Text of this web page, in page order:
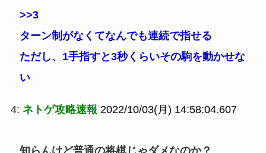
>>3
ターン制がなくてなんでも連続で指せる
ただし、1手指すと3秒くらいその駒を動かせな
い
4: ネトゲ攻略速報 2022/10/03(月) 14:58:04.607
知らんけど普通の将棋じゃダメなのか？